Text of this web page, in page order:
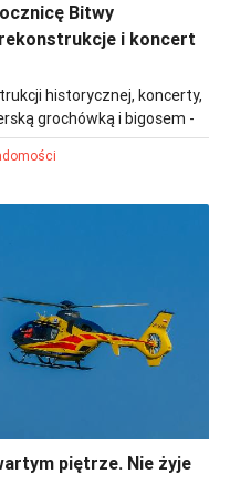
Bitwy
i koncert
historycznej, koncerty,
grochówką i bigosem -
będą obchodom
Warszawskiej oraz
piętrze. Nie żyje